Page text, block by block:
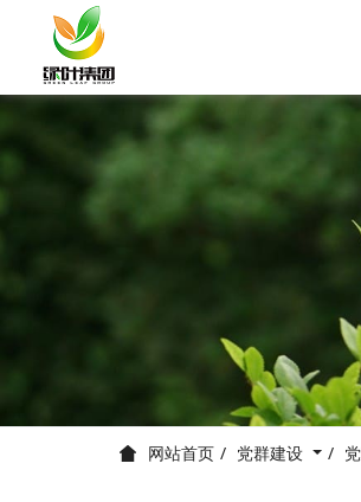
网站首页 党群建设